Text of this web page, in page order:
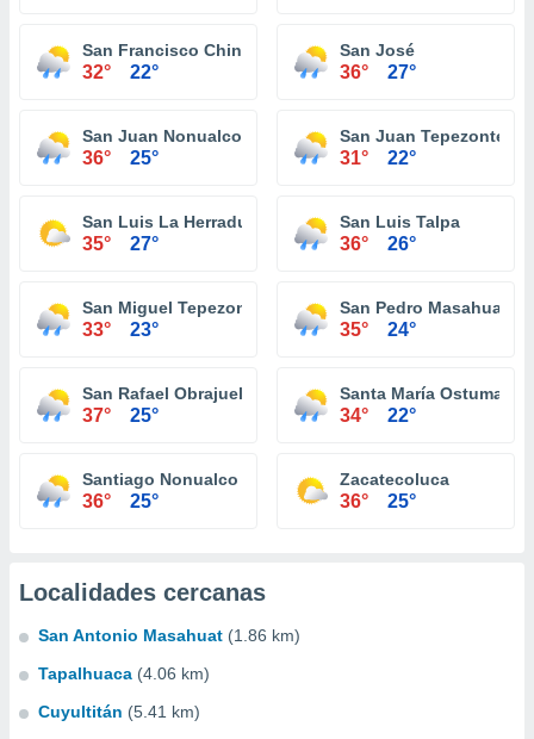
San Francisco Chinameca
32° 22°
San José
36° 27°
San Juan Nonualco
36° 25°
San Juan Tepezontes
31° 22°
San Luis La Herradura
35° 27°
San Luis Talpa
36° 26°
San Miguel Tepezontes
33° 23°
San Pedro Masahuat
35° 24°
San Rafael Obrajuelo
37° 25°
Santa María Ostuma
34° 22°
Santiago Nonualco
36° 25°
Zacatecoluca
36° 25°
Localidades cercanas
San Antonio Masahuat (1.86 km)
Tapalhuaca (4.06 km)
Cuyultitán (5.41 km)